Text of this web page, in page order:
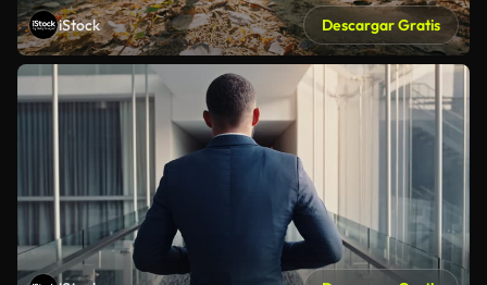
iStock Descargar Gratis